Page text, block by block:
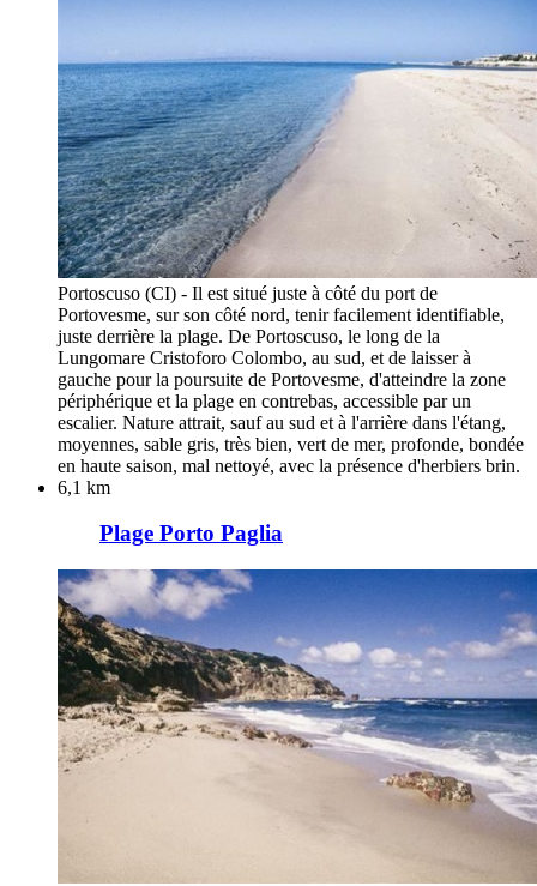
Portoscuso (CI) - Il est situé juste à côté du port de
Portovesme, sur son côté nord, tenir facilement identifiable,
juste derrière la plage. De Portoscuso, le long de la
Lungomare Cristoforo Colombo, au sud, et de laisser à
gauche pour la poursuite de Portovesme, d'atteindre la zone
périphérique et la plage en contrebas, accessible par un
escalier. Nature attrait, sauf au sud et à l'arrière dans l'étang,
moyennes, sable gris, très bien, vert de mer, profonde, bondée
en haute saison, mal nettoyé, avec la présence d'herbiers brin.
6,1 km
Plage Porto Paglia